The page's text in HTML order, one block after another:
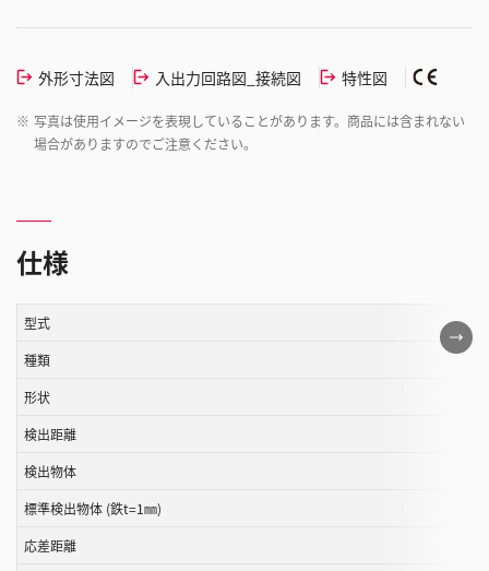
外形寸法図 入出力回路図_接続図 特性図
※ 写真は使用イメージを表現していることがあります。商品には含まれない
場合がありますのでご注意ください。
仕様
こ
の
型式
種類
形状
検出距離
検出物体
標準検出物体 (鉄t=1㎜)
応差距離